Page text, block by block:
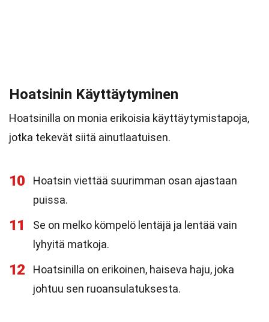
Hoatsinin Käyttäytyminen
Hoatsinilla on monia erikoisia käyttäytymistapoja,
jotka tekevät siitä ainutlaatuisen.
10
Hoatsin viettää suurimman osan ajastaan
puissa.
11
Se on melko kömpelö lentäjä ja lentää vain
lyhyitä matkoja.
12
Hoatsinilla on erikoinen, haiseva haju, joka
johtuu sen ruoansulatuksesta.